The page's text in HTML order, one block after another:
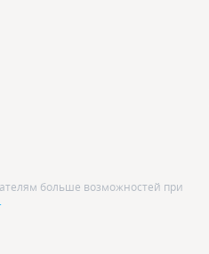
больше возможностей при